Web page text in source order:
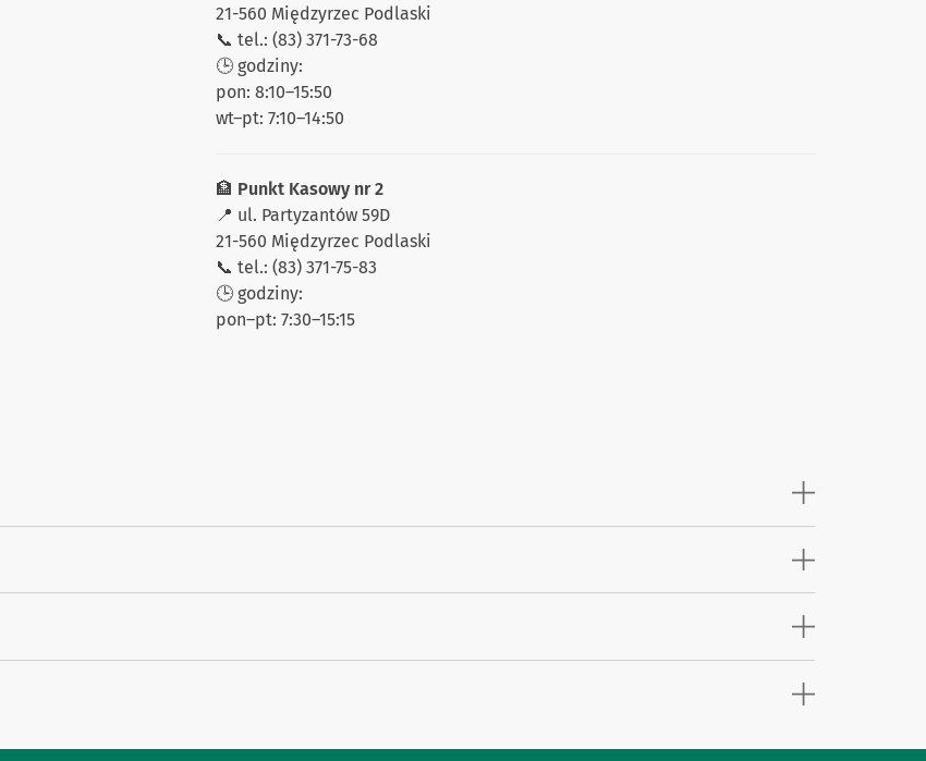
21-560 Międzyrzec Podlaski
📞 tel.: (83) 371-73-68
🕒 godziny:
pon: 8:10–15:50
wt–pt: 7:10–14:50
🏦 Punkt Kasowy nr 2
📍 ul. Partyzantów 59D
21-560 Międzyrzec Podlaski
📞 tel.: (83) 371-75-83
🕒 godziny:
pon–pt: 7:30–15:15